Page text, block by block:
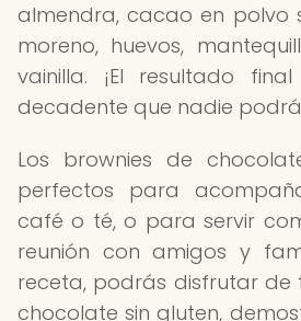
almendra, cacao en polvo
moreno, huevos,
vainilla. ¡El resultado
decadente que nadie podrá
Los brownies de
perfectos para
café o té, o para servir
reunión con amigos y
receta, podrás disfrutar de
chocolate sin gluten,